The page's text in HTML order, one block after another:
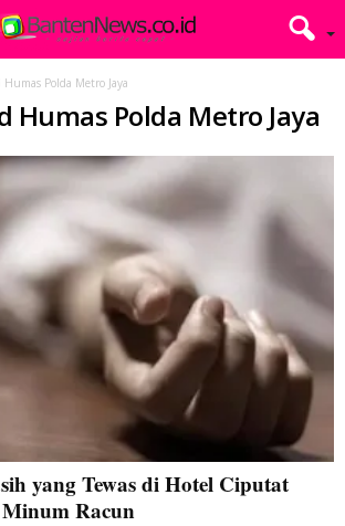
Humas Polda Metro Jaya
Humas Polda Metro Jaya
yang Tewas di Hotel Ciputat
Racun